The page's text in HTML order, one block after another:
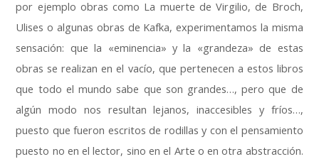
por ejemplo obras como La muerte de Virgilio, de Broch,
Ulises o algunas obras de Kafka,experimentamos la misma
sensación: que la «eminencia» y la «grandeza» de estas
obras se realizan en el vacío, que pertenecen a estos libros
que todo el mundo sabe que son grandes…,pero que de
algún modo nos resultan lejanos,inaccesibles y fríos…,
puesto que fueron escritos de rodillas y con el pensamiento
puesto no en el lector, sino en el Arte o en otra abstracción.